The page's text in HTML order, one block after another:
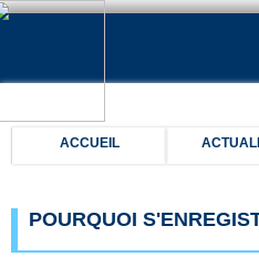
ACCUEIL
POURQUOI